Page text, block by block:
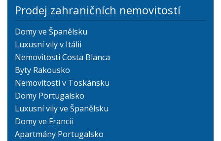
Prodej zahraničních nemovitostí
Domy ve Španělsku
Luxusní vily v Itálii
Nemovitosti Costa Blanca
Byty Rakousko
Nemovitosti v Toskánsku
Domy Portugalsko
Luxusní vily ve Španělsku
Domy ve Francii
Apartmány Portugalsko